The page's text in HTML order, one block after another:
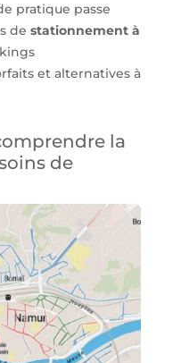
pratique passe
de stationnement à
et alternatives à
la
de